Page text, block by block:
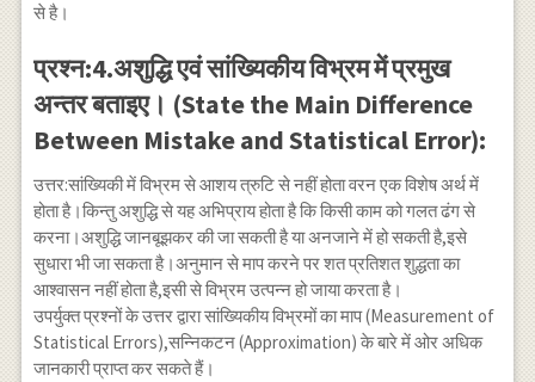
से है।
प्रश्न:4.अशुद्धि एवं सांख्यिकीय विभ्रम में प्रमुख
अन्तर बताइए। (State the Main Difference
Between Mistake and Statistical Error):
उत्तर:सांख्यिकी में विभ्रम से आशय त्रुटि से नहीं होता वरन एक विशेष अर्थ में
होता है।किन्तु अशुद्धि से यह अभिप्राय होता है कि किसी काम को गलत ढंग से
करना।अशुद्धि जानबूझकर की जा सकती है या अनजाने में हो सकती है,इसे
सुधारा भी जा सकता है।अनुमान से माप करने पर शत प्रतिशत शुद्धता का
आश्वासन नहीं होता है,इसी से विभ्रम उत्पन्न हो जाया करता है।
उपर्युक्त प्रश्नों के उत्तर द्वारा सांख्यिकीय विभ्रमों का माप (Measurement of
Statistical Errors),सन्निकटन (Approximation) के बारे में ओर अधिक
जानकारी प्राप्त कर सकते हैं।